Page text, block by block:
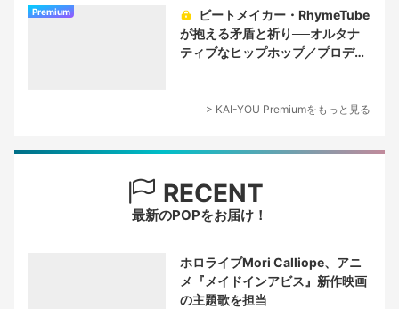
Premium
が抱える矛盾と祈り──オルタナ
ティブなヒップホップ／プロデュ
> KAI-YOU Premiumをもっと見る
RECENT
最新のPOPをお届け！
ホロライブMori Calliope、アニ
メ『メイドインアビス』新作映画
の主題歌を担当